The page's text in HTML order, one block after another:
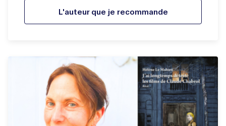
L'auteur que je recommande